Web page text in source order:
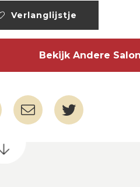
Verlanglijstje
Bekijk Andere